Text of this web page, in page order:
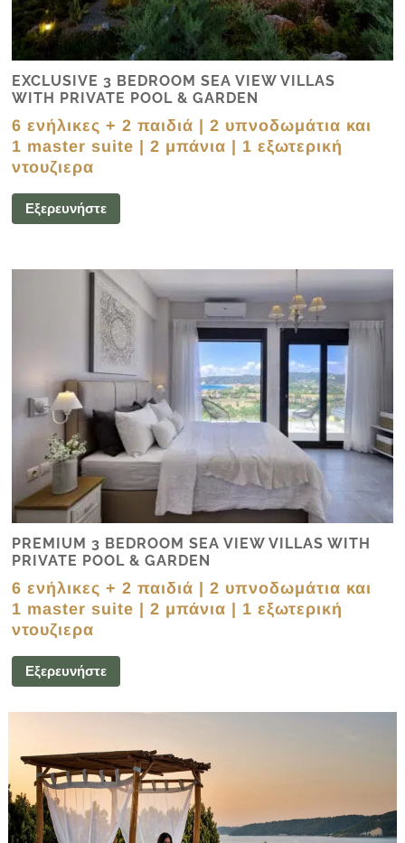
EXCLUSIVE 3 BEDROOM SEA VIEW VILLAS
WITH PRIVATE POOL & GARDEN
6 ενήλικες + 2 παιδιά | 2 υπνοδωμάτια και
1 master suite | 2 μπάνια | 1 εξωτερική
ντουζιερα
Εξερευνήστε
PREMIUM 3 BEDROOM SEA VIEW VILLAS WITH
PRIVATE POOL & GARDEN
6 ενήλικες + 2 παιδιά | 2 υπνοδωμάτια και
1 master suite | 2 μπάνια | 1 εξωτερική
ντουζιερα
Εξερευνήστε